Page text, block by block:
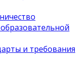
и требования